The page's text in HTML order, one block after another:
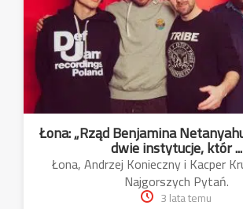
Łona: „Rząd Benjamina
dwie instytucje, któr ...
Łona, Andrzej Konieczny i Kacper
Najgorszych Pytań.
3 lata temu